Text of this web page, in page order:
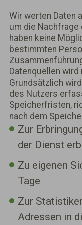
Wir werten Daten
um die
haben keine
bestimmten
Datenquellen
Grundsätzlich
des Nutzers
Speicherfristen,
nach dem
Zur
der Dienst
Zu eigenen
Tage
Zur
Adressen in